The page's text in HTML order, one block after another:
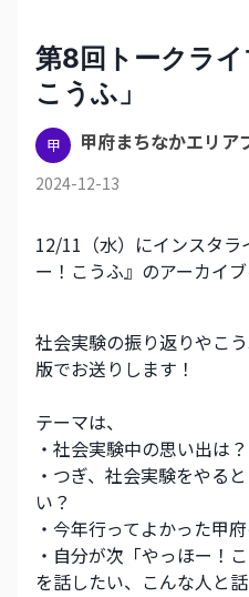
第8回トークライ
こうふ」
甲 甲府まちなかエリア
2024-12-13
12/11（水）にインスタ
ー！こうふ』のアーカイブ
社会実験の振り返りやこ
版でお送りします！
テーマは、
・社会実験中の思い出は？
・つぎ、社会実験をやる
い？
・今年行ってよかった甲
・自分が次「やっほー！
を話したい、こんな人と